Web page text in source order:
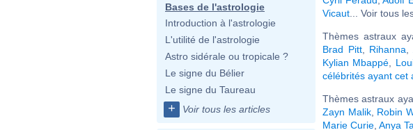
Bases de l'astrologie
Introduction à l'astrologie
L'utilité de l'astrologie
Astro sidérale ou tropicale ?
Le signe du Bélier
Le signe du Taureau
+ Voir tous les articles
Vicaut ... Voir tous
Thèmes astraux
Brad Pitt, Rihanna ,
Kylian Mbappé
célébrités ayant cet
Thèmes astraux
Zayn Malik, Robin
Marie Curie Anya